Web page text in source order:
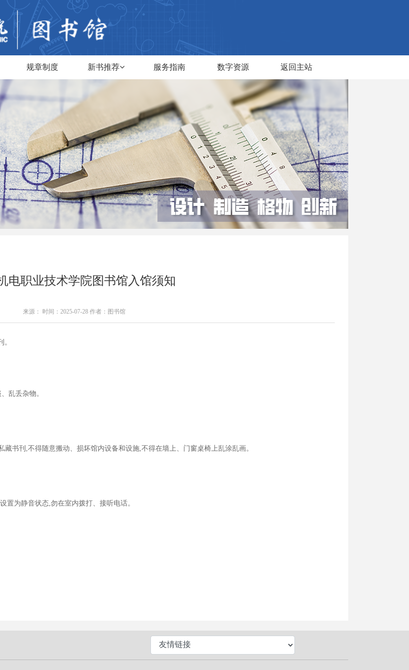
规章制度 新书推荐 服务指南 数字资源 返回主站
电职业技术学院图书馆入馆须知
来源： 时间：2025-07-28 作者：图书馆
乱丢杂物。
书刊,不得随意搬动、损坏馆内设备和设施,不得在墙上、门窗桌椅上乱涂乱画。
置为静音状态,勿在室内拨打、接听电话。